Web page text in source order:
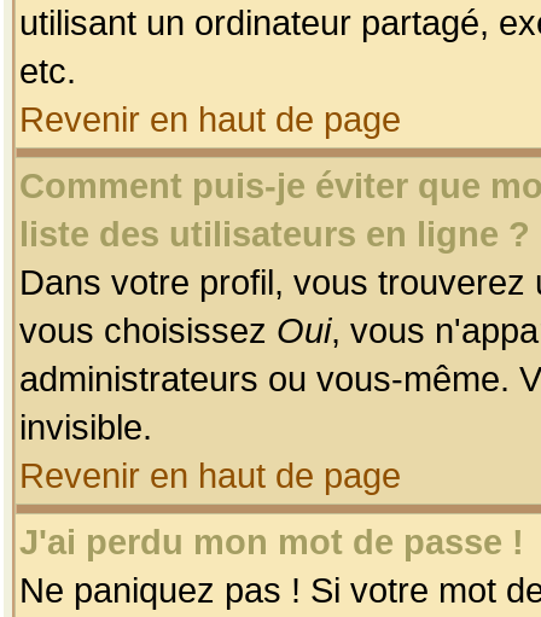
utilisant un ordinateur partagé,
etc.
Revenir en haut de page
Comment puis-je éviter que
liste des utilisateurs en ligne ?
Dans votre profil, vous
vous choisissez Oui, vous
administrateurs ou vous-même.
invisible.
Revenir en haut de page
J'ai perdu mon mot de passe !
Ne paniquez pas ! Si votre mot